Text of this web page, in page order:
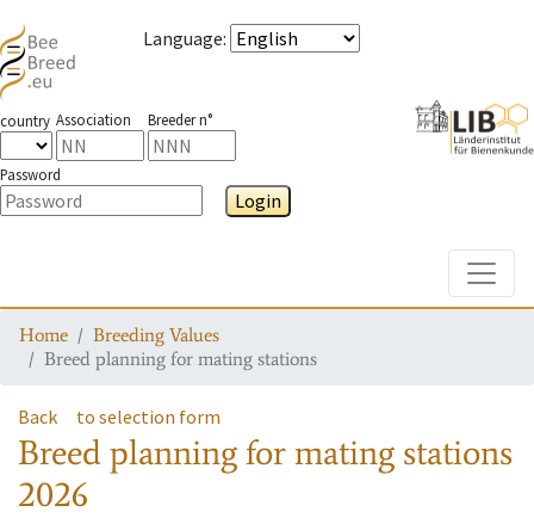
Language:
country Association Breeder n°
Password
Login
Home
Breeding Values
Breed planning for mating stations
Back to selection form
Breed planning for mating stations
2026